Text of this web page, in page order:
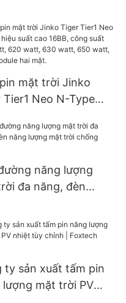
MPPT, biến tần
lượng mặt trời độc
mặt trời Jinko
Tier1 Neo N-Type
watt, 620 watt,
650 watt, dạng
hai mặt.
năng lượng
đa năng, đèn
ty sản xuất tấm pin
lượng mặt trời PV